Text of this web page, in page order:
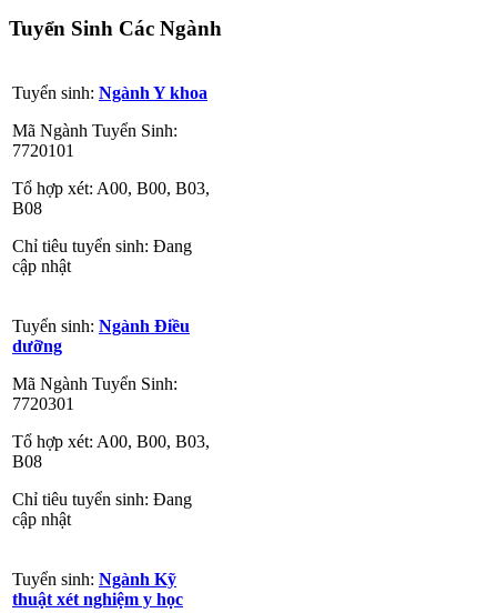
Tuyển Sinh Các Ngành
Tuyển sinh: Ngành Y khoa
Mã Ngành Tuyển Sinh:
7720101
Tổ hợp xét: A00, B00, B03,
B08
Chỉ tiêu tuyển sinh: Đang
cập nhật
Tuyển sinh: Ngành Điều
dưỡng
Mã Ngành Tuyển Sinh:
7720301
Tổ hợp xét: A00, B00, B03,
B08
Chỉ tiêu tuyển sinh: Đang
cập nhật
Tuyển sinh: Ngành Kỹ
thuật xét nghiệm y học